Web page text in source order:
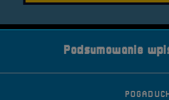
Podsumowanie